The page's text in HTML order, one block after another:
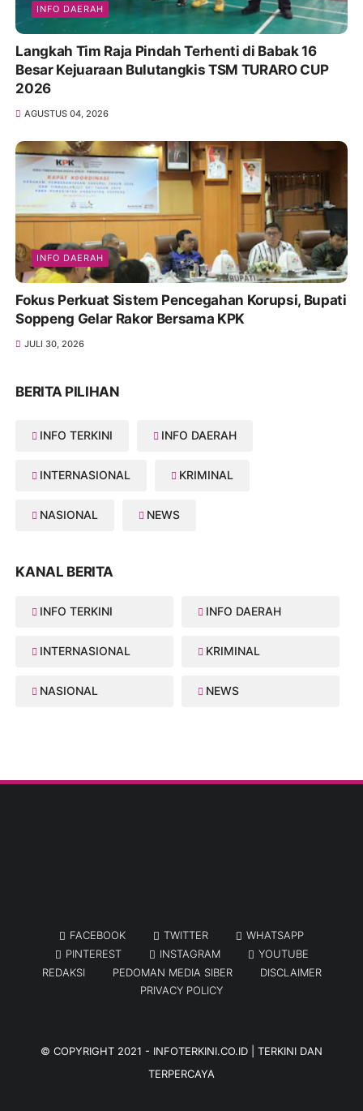
INFO DAERAH
Langkah Tim Raja Pindah Terhenti di Babak 16
Besar Kejuaraan Bulutangkis TSM TURARO CUP
2026
AGUSTUS 04, 2026
INFO DAERAH
Fokus Perkuat Sistem Pencegahan Korupsi, Bupati
Soppeng Gelar Rakor Bersama KPK
JULI 30, 2026
BERITA PILIHAN
INFO TERKINI INFO DAERAH
INTERNASIONAL KRIMINAL
NASIONAL NEWS
KANAL BERITA
INFO TERKINI INFO DAERAH
INTERNASIONAL KRIMINAL
NASIONAL NEWS
FACEBOOK TWITTER
WHATSAPP
PINTEREST
INSTAGRAM
YOUTUBE
REDAKSI
PEDOMAN MEDIA SIBER
DISCLAIMER
PRIVACY POLICY
© COPYRIGHT 2021 - INFOTERKINI.CO.ID | TERKINI DAN
TERPERCAYA